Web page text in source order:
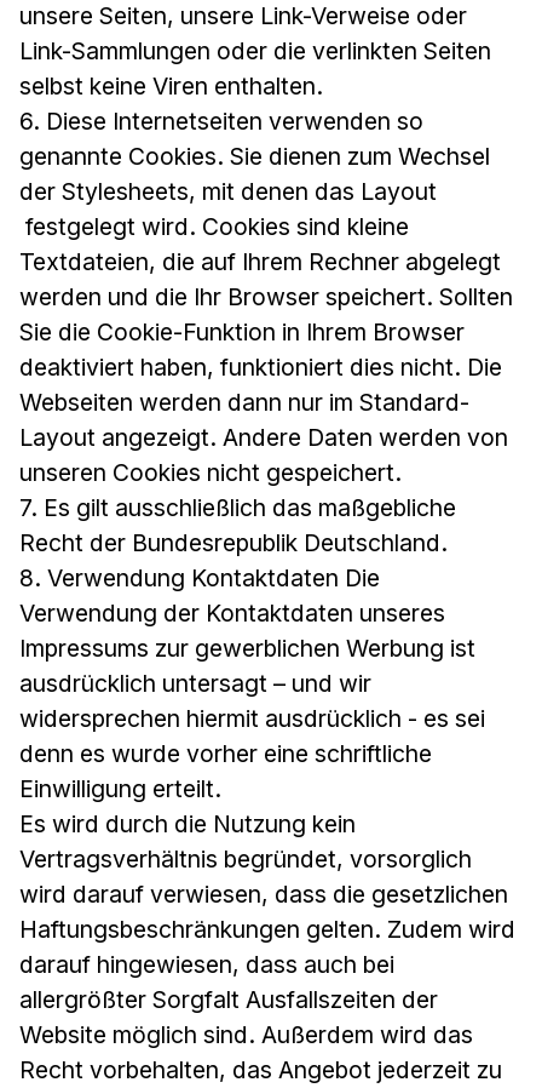
unsere Seiten, unsere Link-Verweise oder
Link-Sammlungen oder die verlinkten Seiten
selbst keine Viren enthalten.
6. Diese Internetseiten verwenden so
genannte Cookies. Sie dienen zum Wechsel
der Stylesheets, mit denen das Layout
festgelegt wird. Cookies sind kleine
Textdateien, die auf Ihrem Rechner abgelegt
werden und die Ihr Browser speichert. Sollten
Sie die Cookie-Funktion in Ihrem Browser
deaktiviert haben, funktioniert dies nicht. Die
Webseiten werden dann nur im Standard-
Layout angezeigt. Andere Daten werden von
unseren Cookies nicht gespeichert.
7. Es gilt ausschließlich das maßgebliche
Recht der Bundesrepublik Deutschland.
8. Verwendung Kontaktdaten Die
Verwendung der Kontaktdaten unseres
Impressums zur gewerblichen Werbung ist
ausdrücklich untersagt – und wir
widersprechen hiermit ausdrücklich - es sei
denn es wurde vorher eine schriftliche
Einwilligung erteilt.
Es wird durch die Nutzung kein
Vertragsverhältnis begründet, vorsorglich
wird darauf verwiesen, dass die gesetzlichen
Haftungsbeschränkungen gelten. Zudem wird
darauf hingewiesen, dass auch bei
allergrößter Sorgfalt Ausfallszeiten der
Website möglich sind. Außerdem wird das
Recht vorbehalten, das Angebot jederzeit zu